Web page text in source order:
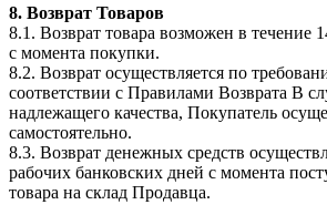
8. Возврат Товаров
8.1. Возврат товара возможен в течение
с момента покупки.
8.2. Возврат осуществляется по
соответствии с Правилами Возврата В
надлежащего качества, Покупатель
самостоятельно.
8.3. Возврат денежных средств
рабочих банковских дней с момента
товара на склад Продавца.